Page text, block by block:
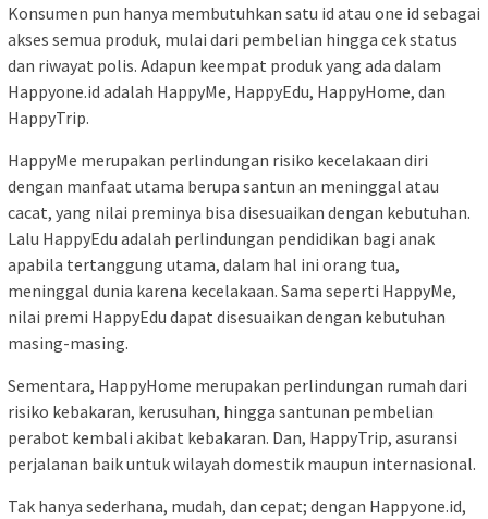
Konsumen pun hanya membutuhkan satu id atau one id sebagai
akses semua produk, mulai dari pembelian hingga cek status
dan riwayat polis. Adapun keempat produk yang ada dalam
Happyone.id adalah HappyMe, HappyEdu, HappyHome, dan
HappyTrip.
HappyMe merupakan perlindungan risiko kecelakaan diri
dengan manfaat utama berupa santun an meninggal atau
cacat, yang nilai preminya bisa disesuaikan dengan kebutuhan.
Lalu HappyEdu adalah perlindungan pendidikan bagi anak
apabila tertanggung utama, dalam hal ini orang tua,
meninggal dunia karena kecelakaan. Sama seperti HappyMe,
nilai premi HappyEdu dapat disesuaikan dengan kebutuhan
masing-masing.
Sementara, HappyHome merupakan perlindungan rumah dari
risiko kebakaran, kerusuhan, hingga santunan pembelian
perabot kembali akibat kebakaran. Dan, HappyTrip, asuransi
perjalanan baik untuk wilayah domestik maupun internasional.
Tak hanya sederhana, mudah, dan cepat; dengan Happyone.id,